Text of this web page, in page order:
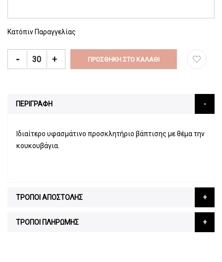
Κατόπιν Παραγγελίας
- + ΠΡΟΣΘΉΚΗ ΣΤΟ ΚΑΛΆΘΙ
ΠΕΡΙΓΡΑΦΗ
Ιδιαίτερο υφασμάτινο προσκλητήριο βάπτισης με θέμα την
κουκουβάγια.
ΤΡΟΠΟΙ ΑΠΟΣΤΟΛΗΣ
ΤΡΟΠΟΙ ΠΛΗΡΩΜΗΣ